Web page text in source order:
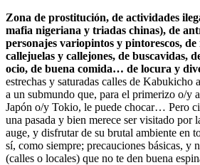
Zona de prostitución, de actividades
mafia nigeriana y triadas chinas), de
personajes variopintos y pintorescos, de
callejuelas y callejones, de buscavidas,
ocio, de buena comida… de locura y
estrechas y saturadas calles de Kabukicho
a un submundo que, para el primerizo o/y
Japón o/y Tokio, le puede chocar… Pero
una pasada y bien merece ser visitado por
auge, y disfrutar de su brutal ambiente en
sí, como siempre; precauciones básicas, y
(calles o locales) que no te den buena